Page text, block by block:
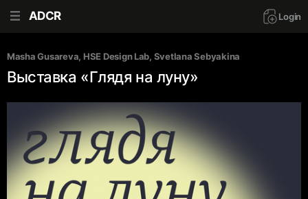
ADCR Login
Masha Gusareva, HSE Design Lab, Svetlana Sebyakina
Выставка «Глядя на луну»